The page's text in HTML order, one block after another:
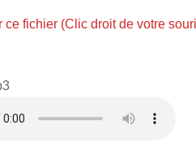
ce fichier (Clic droit de votre